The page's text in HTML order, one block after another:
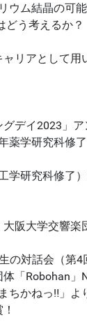
ウム結晶の可
う考えるか？
リアとして
デイ2023」
薬学研究科修
学研究科修了
阪大学交響
の対話会（第4
「Robohan
ちかねっ‼」よ